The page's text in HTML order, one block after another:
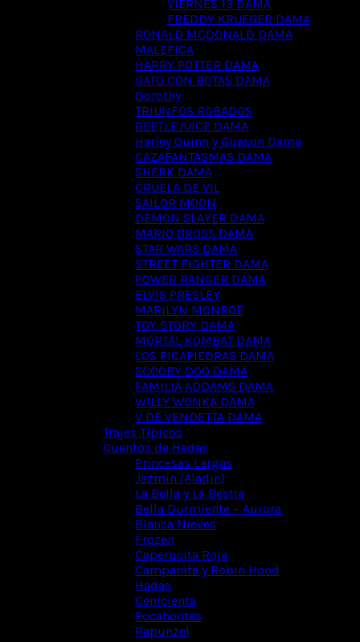
VIERNES 13 DAMA
FREDDY KRUEGER DAMA
RONALD MCDONALD DAMA
MALEFICA
HARRY POTTER DAMA
GATO CON BOTAS DAMA
Dorothy
TRIUNFOS ROBADOS
BEETLEJUICE DAMA
Harley Quinn y Guason Dama
CAZAFANTASMAS DAMA
SHERK DAMA
CRUELA DE VIL
SAILOR MOON
DEMON SLAYER DAMA
MARIO BROSS DAMA
STAR WARS DAMA
STREET FIGHTER DAMA
POWER RANGER DAMA
ELVIS PRESLEY
MARILYN MONROE
TOY STORY DAMA
MORTAL KOMBAT DAMA
LOS PICAPIEDRAS DAMA
SCOOBY DOO DAMA
FAMILIA ADDAMS DAMA
WILLY WONKA DAMA
V DE VENDETTA DAMA
Trajes Típicos
Cuentos de Hadas
Princesas Largas
Jazmin (Aladin)
La Bella y La Bestia
Bella Durmiente – Aurora
Blanca Nieves
Frozen
Caperucita Roja
Campanita y Robin Hood
Hadas
Cenicienta
Pocahontas
Rapunzel